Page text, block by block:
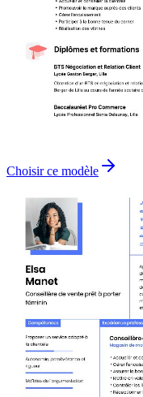
Choisir ce modèle